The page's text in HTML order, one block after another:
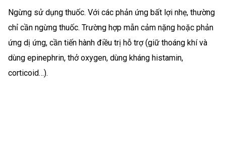
Ngừng sử dụng thuốc. Với các phản ứng bất lợi nhẹ, thường
chỉ cần ngừng thuốc. Trường hợp mẫn cảm nặng hoặc phản
ứng dị ứng, cần tiến hành điều trị hỗ trợ (giữ thoáng khí và
dùng epinephrin, thở oxygen, dùng kháng histamin,
corticoid…).